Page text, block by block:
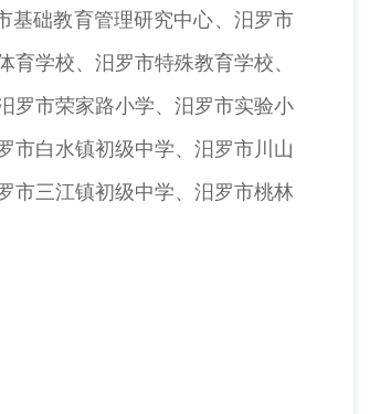
础教育管理研究中心、汨罗市
学校、汨罗市特殊教育学校、
罗市荣家路小学、汨罗市实验小
市白水镇初级中学、汨罗市川山
市三江镇初级中学、汨罗市桃林